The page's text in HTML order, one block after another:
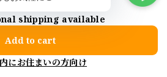
shipping available
Add to cart
にお住まいの方向け
ョップに質問する